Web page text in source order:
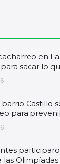
en La
sacar lo
Castillo
para
las Olimpíadas